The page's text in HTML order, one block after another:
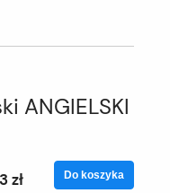
ANGIELSKI
zł Do koszyka